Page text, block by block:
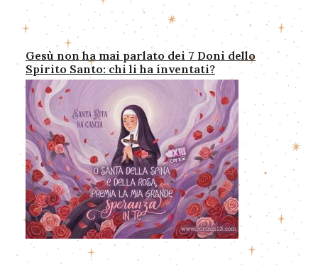
Gesù non ha mai parlato dei 7 Doni dello
Spirito Santo: chi li ha inventati?